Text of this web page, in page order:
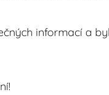
informací a